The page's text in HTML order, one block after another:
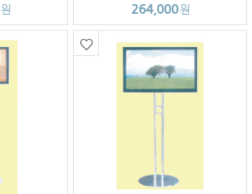
원 264,000원